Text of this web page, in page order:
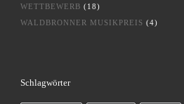
WETTBEWERB (18)
WALDBRONNER MUSIKPREIS (4)
Schlagwörter